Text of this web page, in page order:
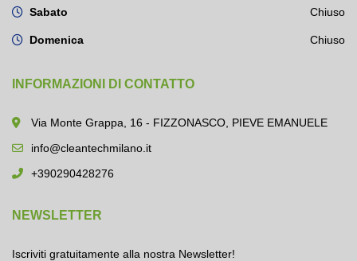
Sabato Chiuso
Domenica Chiuso
INFORMAZIONI DI CONTATTO
Via Monte Grappa, 16 - FIZZONASCO, PIEVE EMANUELE
info@cleantechmilano.it
+390290428276
NEWSLETTER
Iscriviti gratuitamente alla nostra Newsletter!